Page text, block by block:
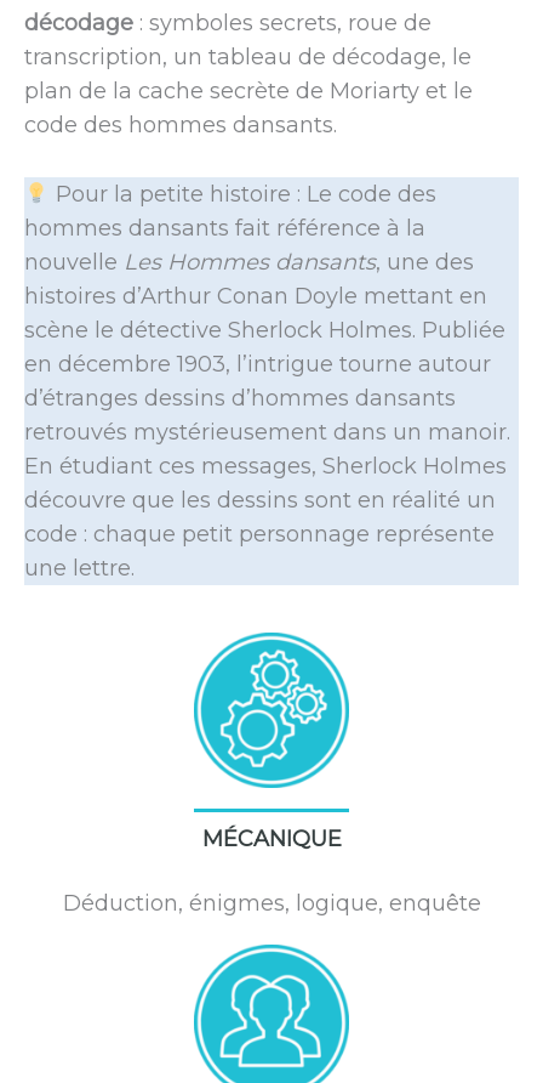
décodage : symboles secrets, roue de
transcription, un tableau de décodage, le
plan de la cache secrète de Moriarty et le
code des hommes dansants.
Pour la petite histoire : Le code des
hommes dansants fait référence à la
nouvelle Les Hommes dansants, une des
histoires d’Arthur Conan Doyle mettant en
scène le détective Sherlock Holmes. Publiée
en décembre 1903, l’intrigue tourne autour
d’étranges dessins d’hommes dansants
retrouvés mystérieusement dans un manoir.
En étudiant ces messages, Sherlock Holmes
découvre que les dessins sont en réalité un
code : chaque petit personnage représente
une lettre.
MÉCANIQUE
Déduction, énigmes, logique, enquête